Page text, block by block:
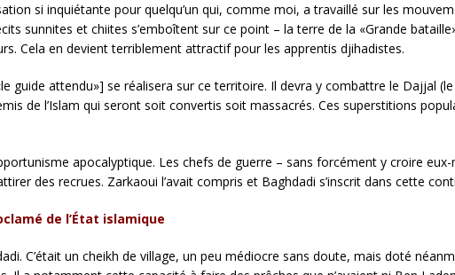
si inquiétante pour quelqu’un qui, comme moi, a travaillé sur les
sunnites et chiites s’emboîtent sur ce point – la terre de la «Grande
Cela en devient terriblement attractif pour les apprentis djihadistes.
guide attendu»] se réalisera sur ce territoire. Il devra y combattre le Dajjal
de l’Islam qui seront soit convertis soit massacrés. Ces superstitions
apocalyptique. Les chefs de guerre – sans forcément y croire
des recrues. Zarkaoui l’avait compris et Baghdadi s’inscrit dans cette
de l’État islamique
C’était un cheikh de village, un peu médiocre sans doute, mais doté